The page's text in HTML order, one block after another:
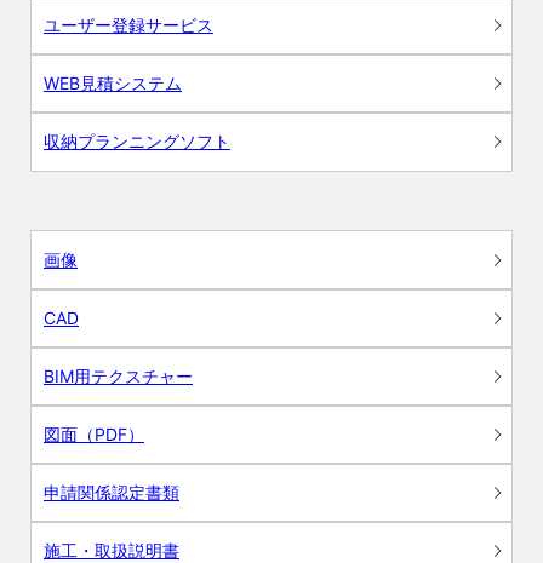
ユーザー登録サービス
WEB見積システム
収納プランニングソフト
画像
CAD
BIM用テクスチャー
図面（PDF）
申請関係認定書類
施工・取扱説明書